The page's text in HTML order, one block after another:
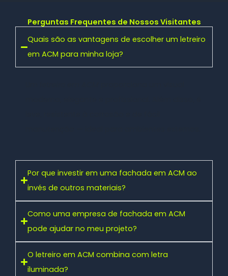
Perguntas Frequentes de Nossos Visitantes
Quais são as vantagens de escolher um letreiro
em ACM para minha loja?
Por que investir em uma fachada em ACM ao
invés de outros materiais?
Como uma empresa de fachada em ACM
pode ajudar no meu projeto?
O letreiro em ACM combina com letra
iluminada?